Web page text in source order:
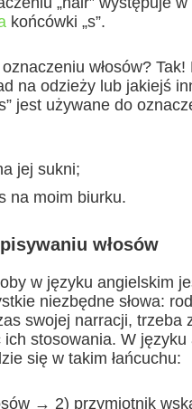
końcówki „s”.
włosów? Tak!
na odzieży lub jakiejś
jest używane do
jej sukni;
na moim biurku.
włosów
w języku angielskim
niezbędne słowa:
swojej narracji, trzeba
stosowania. W
się w takim łańcuchu:
→ 2) przymiotnik